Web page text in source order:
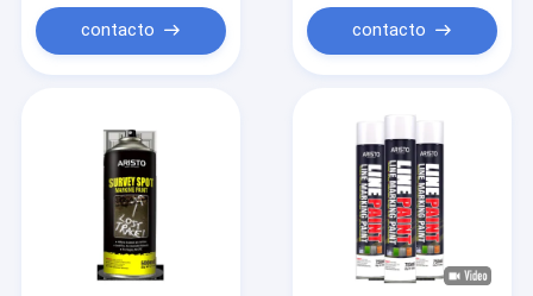
pintura à pistola da tela
Pintura à pistola dos grafittis
tinta acrílica de spray
Lubrificantes industriais
tinta spray de marcação
pena de marcador
contacto contacto